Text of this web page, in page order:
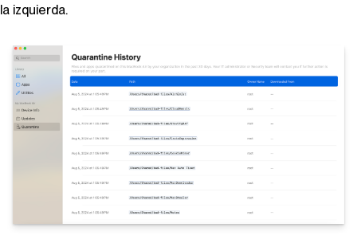
la izquierda.